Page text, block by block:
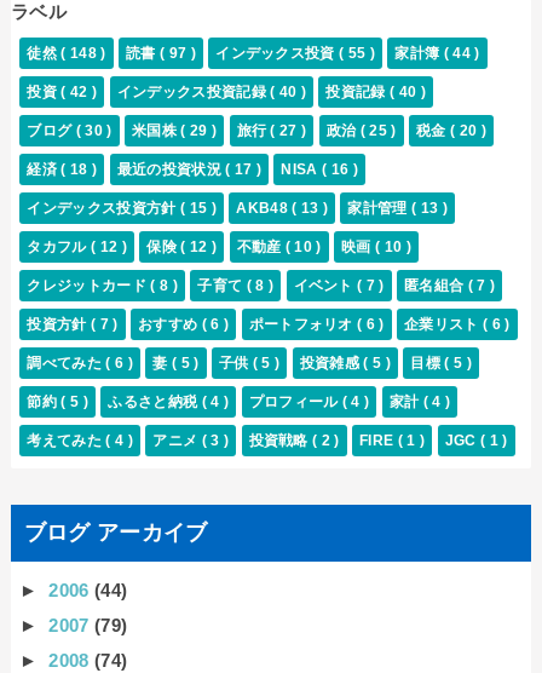
ラベル
徒然( 148 ) 読書 ( 97 ) インデックス投資( 55 ) 家計簿 ( 44 )
投資( 42 ) インデックス投資記録( 40 ) 投資記録( 40 )
ブログ ( 30 ) 米国株( 29 ) 旅行( 27 ) 政治 ( 25 ) 税金 ( 20 )
経済( 18 ) 最近の投資状況( 17 ) NISA( 16 )
インデックス投資方針 ( 15 ) AKB48( 13 ) 家計管理( 13 )
タカフル( 12 ) 保険( 12 ) 不動産 ( 10 ) 映画( 10 )
クレジットカード( 8 ) 子育て ( 8 ) イベント( 7 ) 匿名組合 ( 7 )
投資方針( 7 ) おすすめ ( 6 ) ポートフォリオ( 6 ) 企業リスト ( 6 )
調べてみた( 6 ) 妻 ( 5 ) 子供 ( 5 ) 投資雑感( 5 ) 目標( 5 )
節約( 5 ) ふるさと納税 ( 4 ) プロフィール ( 4 ) 家計 ( 4 )
考えてみた( 4 ) アニメ ( 3 ) 投資戦略( 2 ) FIRE ( 1 ) JGC ( 1 )
ブログ アーカイブ
►2006(44)
►2007(79)
►2008(74)